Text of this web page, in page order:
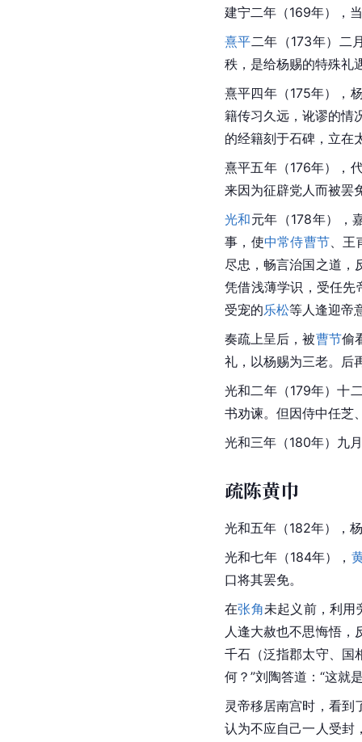
建宁二年（169年），
熹平二年（173年）二
秩，是给杨赐的特殊礼
熹平四年（175年），
籍传习久远，讹谬的情
的经籍刻于石碑，立在
熹平五年（176年），
来因为征辟党人而被罢
光和元年（178年），
事，使中常侍曹节、王
尽忠，畅言治国之道，
凭借浅薄学识，受任先
受宠的乐松等人逢迎帝
奏疏上呈后，被曹节偷
礼，以杨赐为三老。后
光和二年（179年）十
书劝谏。但因侍中任芝
光和三年（180年）九
疏陈黄巾
光和五年（182年），
光和七年（184年），
口将其罢免。
在张角未起义前，利用
人逢大赦也不思悔悟，
千石（泛指郡太守、国
何？”刘陶答道：“这就
灵帝移居南宫时，看到
认为不应自己一人受封